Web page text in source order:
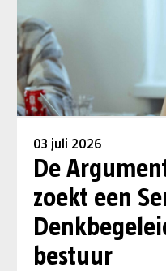
03 juli 2026
De
zoekt een
bestuur